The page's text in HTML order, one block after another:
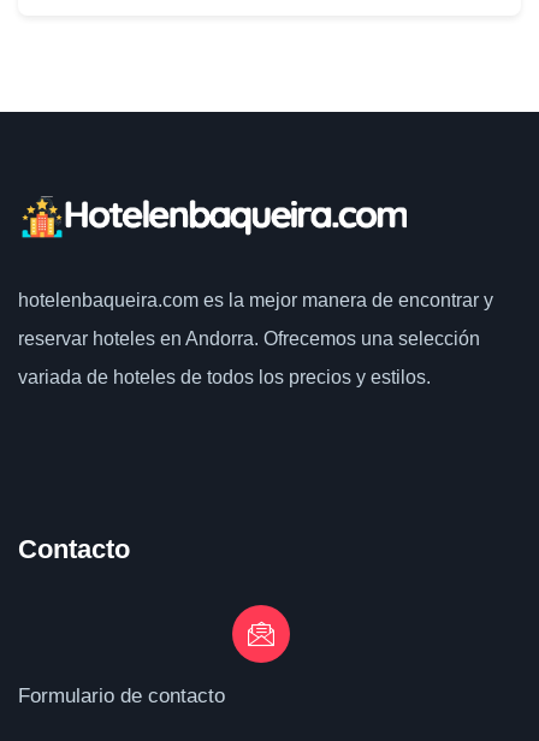
hotelenbaqueira.com es la mejor manera de encontrar y
reservar hoteles en Andorra. Ofrecemos una selección
variada de hoteles de todos los precios y estilos.
Contacto
Formulario de contacto